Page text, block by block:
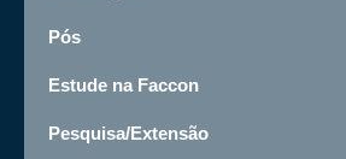
Pós
Estude na Faccon
Pesquisa/Extensão